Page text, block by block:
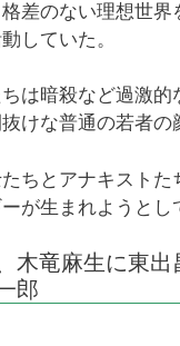
差のない理想世界
していた。
は暗殺など過激的
けな普通の若者の
ちとアナキストた
が生まれようとし
木竜麻生に東
郎